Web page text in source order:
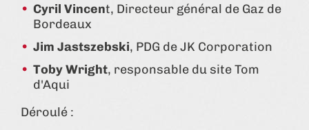
Cyril Vincent, Directeur général de Gaz de
Bordeaux
Jim Jastszebski, PDG de JK Corporation
Toby Wright, responsable du site Tom
d'Aqui
Déroulé :